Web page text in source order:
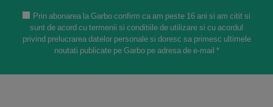
Prin abonarea la Garbo confirm ca am peste 16 ani si am citit si
sunt de acord cu termenii si conditiile de utilizare si cu acordul
privind prelucrarea datelor personale si doresc sa primesc ultimele
noutati publicate pe Garbo pe adresa de e-mail *